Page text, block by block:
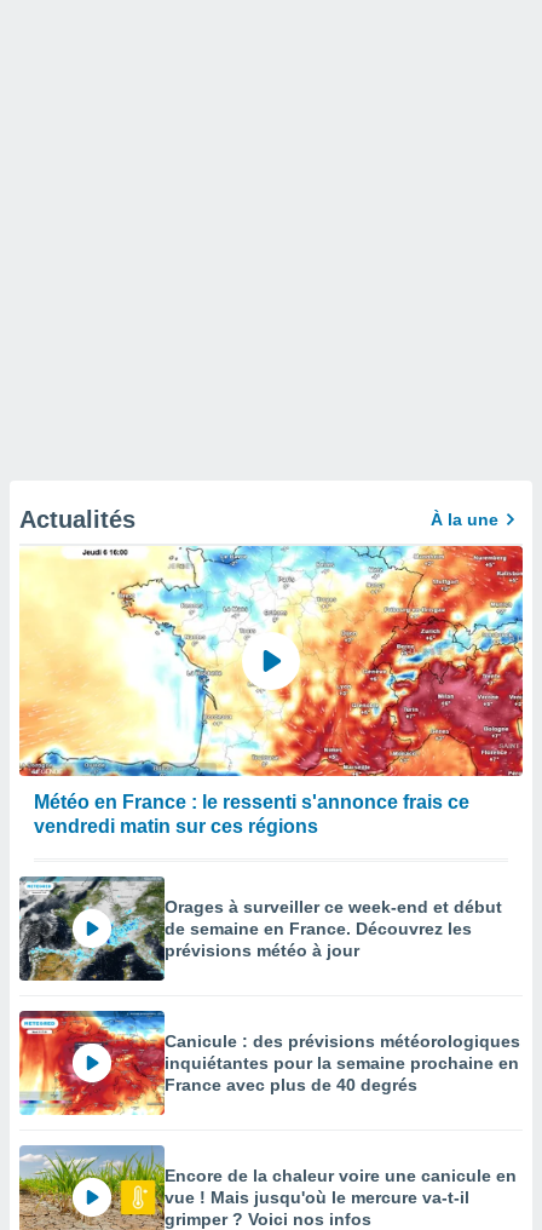
Actualités À la une
Météo en France : le ressenti s'annonce frais ce
vendredi matin sur ces régions
Orages à surveiller ce week-end et début
de semaine en France. Découvrez les
prévisions météo à jour
Canicule : des prévisions météorologiques
inquiétantes pour la semaine prochaine en
France avec plus de 40 degrés
Encore de la chaleur voire une canicule en
vue ! Mais jusqu'où le mercure va-t-il
grimper ? Voici nos infos